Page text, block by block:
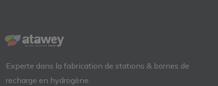
Experte dans la fabrication de stations & bornes de
recharge en hydrogène.